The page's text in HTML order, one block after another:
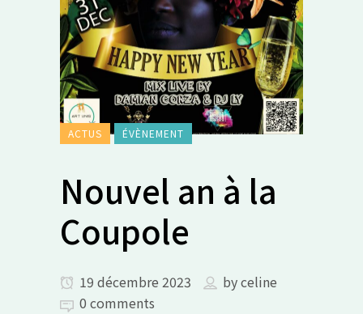
ACTUS ÉVÈNEMENT
Nouvel an à la
Coupole
19 décembre 2023 byceline
0 comments